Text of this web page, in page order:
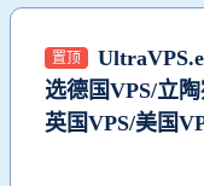
置顶
选德国VPS/立
英国VPS/美国